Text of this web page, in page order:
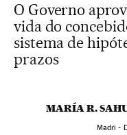
O Governo
vida do
sistema de
prazos
MARÍA R.
Madri -